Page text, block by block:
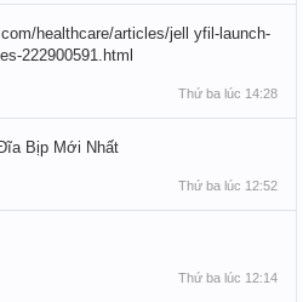
healthcare/articles/jell yfil-launch-
222900591.html
Thứ ba lúc 14:28
Bịp Mới Nhất
Thứ ba lúc 12:52
Thứ ba lúc 12:14